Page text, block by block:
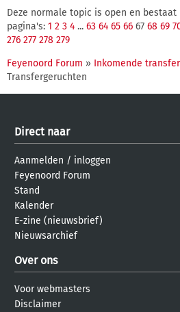
Deze normale topic is open en bestaat
pagina's: 1 2 3 4 ... 63 64 65 66 67 68 69
276 277 278 279
Feyenoord Forum » Inkomende
Transfergeruchten
Direct naar
Aanmelden / inloggen
Feyenoord Forum
Stand
Kalender
E-zine (nieuwsbrief)
Nieuwsarchief
Over ons
Voor webmasters
Disclaimer